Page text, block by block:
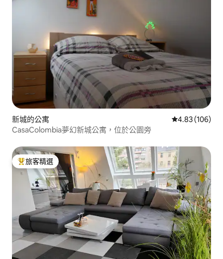
新城的公寓 從 106 則評價
4.83 (106)
CasaColombia夢幻新城公寓，位於公園旁
旅客精選榜首
旅客精選